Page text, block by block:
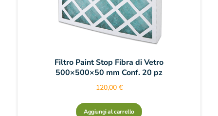
Filtro Paint Stop Fibra di Vetro
500×500×50 mm Conf. 20 pz
120,00 €
Aggiungi al carrello